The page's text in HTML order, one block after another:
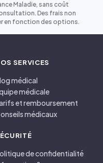
Maladie, sans coût
Des frais non
en fonction des options.
SERVICES
médical
médicale
et remboursement
médicaux
de confidentialité